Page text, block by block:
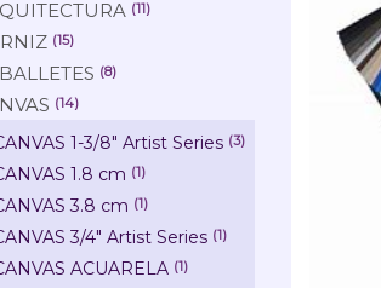
(11)
(15)
(8)
(14)
1-3/8" Artist Series (3)
1.8 cm (1)
3.8 cm (1)
3/4" Artist Series (1)
ACUARELA (1)